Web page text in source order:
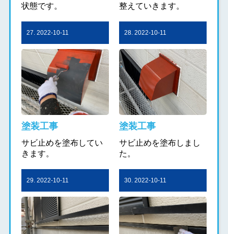
状態です。
整えていきます。
27. 2022-10-11
塗装工事
サビ止めを塗布してい
きます。
28. 2022-10-11
塗装工事
サビ止めを塗布しまし
た。
29. 2022-10-11 30. 2022-10-11